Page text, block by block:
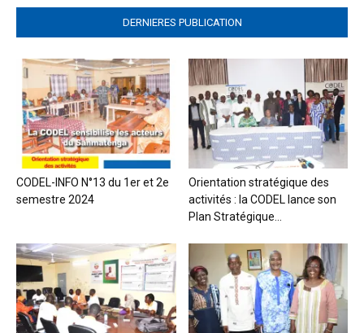
DERNIERES PUBLICATION
CODEL-INFO N°13 du 1er et 2e
semestre 2024
Orientation stratégique des
activités : la CODEL lance son
Plan Stratégique...